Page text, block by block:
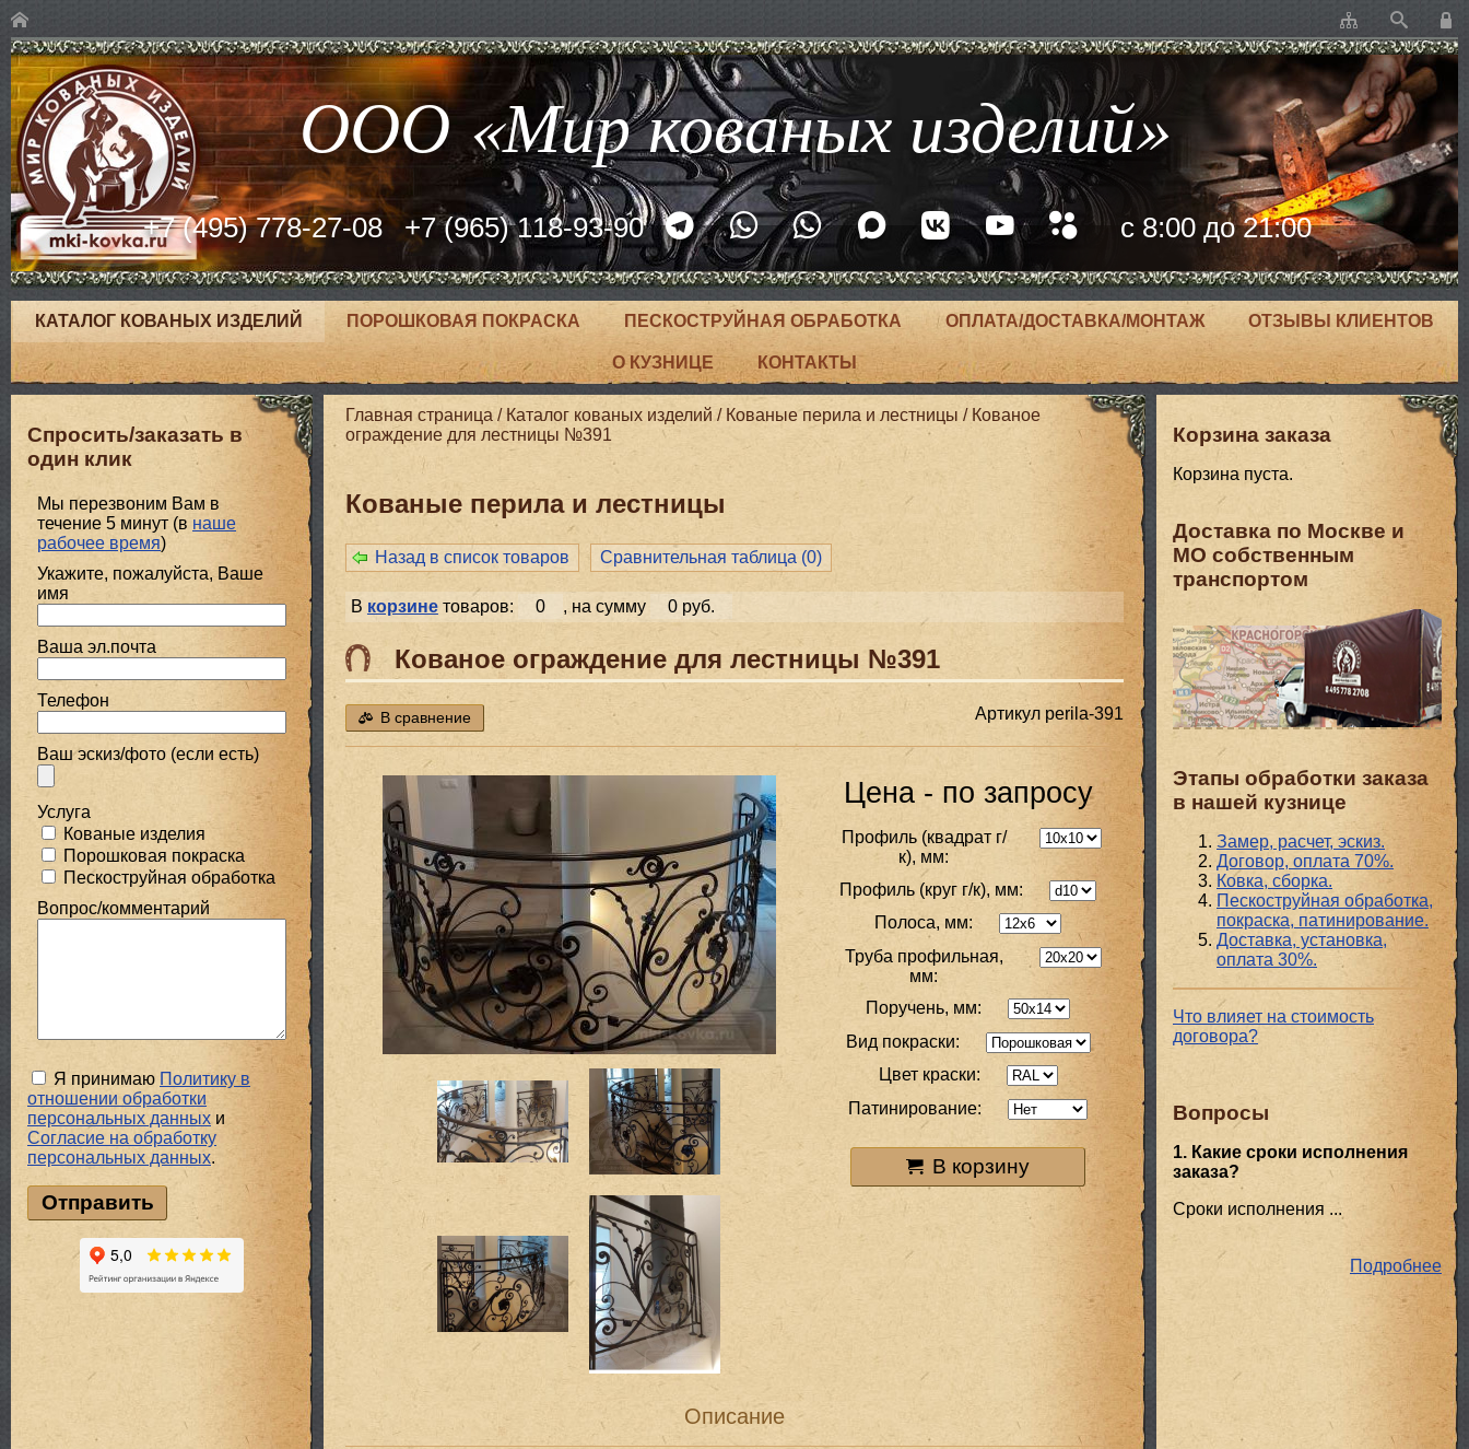
ООО «Мир кованых изделий»
+7 (495) 778-27-08 +7 (965) 118-93-90 с 8:00 до 21:00
КАТАЛОГ КОВАНЫХ ИЗДЕЛИЙ ПОРОШКОВАЯ ПОКРАСКА ПЕСКОСТРУЙНАЯ ОБРАБОТКА ОПЛАТА/ДОСТАВКА/МОНТАЖ ОТЗЫВЫ КЛИЕНТОВ
О КУЗНИЦЕ КОНТАКТЫ
Главная страница / Каталог кованых изделий / Кованые перила и лестницы / Кованое
ограждение для лестницы №391
Кованые перила и лестницы
Назад в список товаров Сравнительная таблица (0)
В корзинетоваров: 0 , на сумму 0 руб.
Кованое ограждение для лестницы №391
В сравнение Артикул perila-391
Цена - по запросу
Профиль (квадрат г/
к), мм:
Профиль (круг г/к), мм:
Полоса, мм:
Труба профильная,
мм:
Поручень, мм:
Вид покраски:
Цвет краски:
Патинирование:
В корзину
Описание
Спросить/заказать в
один клик
Мы перезвоним Вам в
течение 5 минут (в наше
рабочее время)
Укажите, пожалуйста, Ваше
имя
Ваша эл.почта
Телефон
Ваш эскиз/фото (если есть)
Услуга
Кованые изделия
Порошковая покраска
Пескоструйная обработка
Вопрос/комментарий
Я принимаю Политику в
отношении обработки
персональных данных и
Cогласие на обработку
персональных данных.
Корзина заказа
Корзина пуста.
Доставка по Москве и
МО собственным
транспортом
Этапы обработки заказа
в нашей кузнице
Замер, расчет, эскиз.
Договор, оплата 70%.
Ковка, сборка.
Пескоструйная обработка,
покраска, патинирование.
Доставка, установка,
оплата 30%.
Что влияет на стоимость
договора?
Вопросы
1. Какие сроки исполнения
заказа?
Сроки исполнения ...
Подробнее